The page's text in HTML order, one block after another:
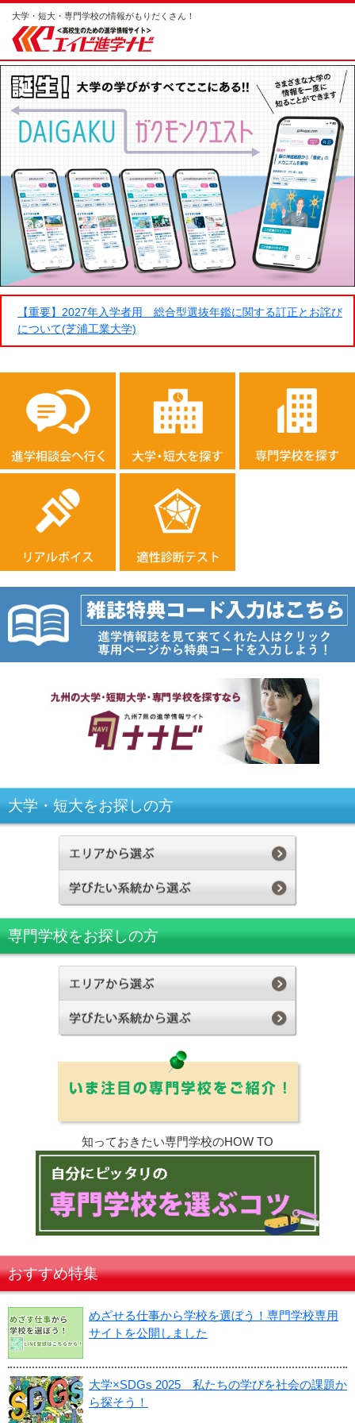
大学・短大・専門学校の情報がもりだくさん！
【重要】2027年入学者用 総合型選抜年鑑に関する訂正とお詫び
について(芝浦工業大学)
大学・短大をお探しの方
専門学校をお探しの方
知っておきたい専門学校のHOW TO
おすすめ特集
めざせる仕事から学校を選ぼう！専門学校専用
サイトを公開しました
大学×SDGs 2025 私たちの学びを社会の課題か
ら探そう！